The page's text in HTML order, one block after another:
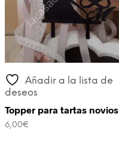
Añadir a la lista de
deseos
Topper para tartas novios
6,00€